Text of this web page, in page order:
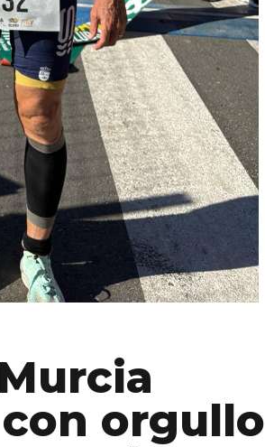
orgullo